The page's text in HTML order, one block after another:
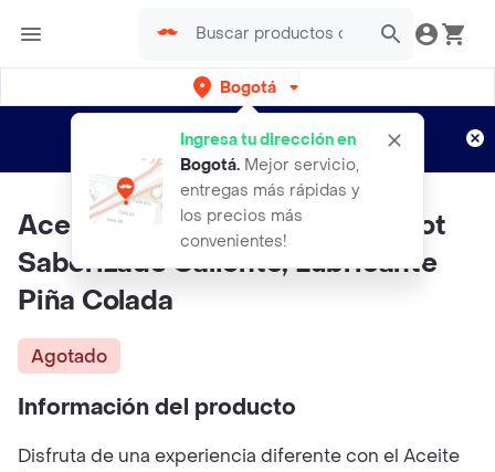
Bogotá
Ingresa tu dirección en
Bogotá. Mejor servicio,
entregas más rápidas y
los precios más
convenientes!
envíos gratis por semanas
Aplican TyC
Aceite Erótico Comestible G-hot
Saborizado Caliente, Lubricante
Piña Colada
Agotado
Información del producto
Disfruta de una experiencia diferente con el Aceite